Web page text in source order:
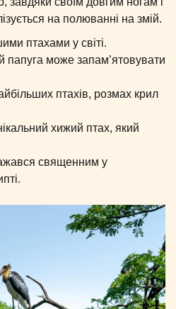
на полюванні на змій.
птахами у світі.
папуга може запам’ятовувати
птахів, розмах крил
хижий птах, який
священним у